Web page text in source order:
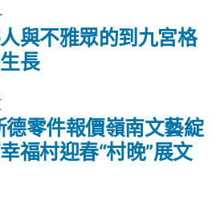
一
篇
德零件報價嶺南文藝綻
福村迎春“村晚”展文
下
一
篇
與不雅眾的到九宮格
長